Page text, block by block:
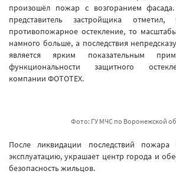
произошёл пожар с возгоранием
представитель застройщика
противопожарное остекление, то
намного больше, а последствия
является ярким показательным
функциональности защитного
компании ФОТОТЕХ.
Фото: ГУ МЧС по Воронежской
После ликвидации последствий
эксплуатацию, украшает центр города и
безопасность жильцов.